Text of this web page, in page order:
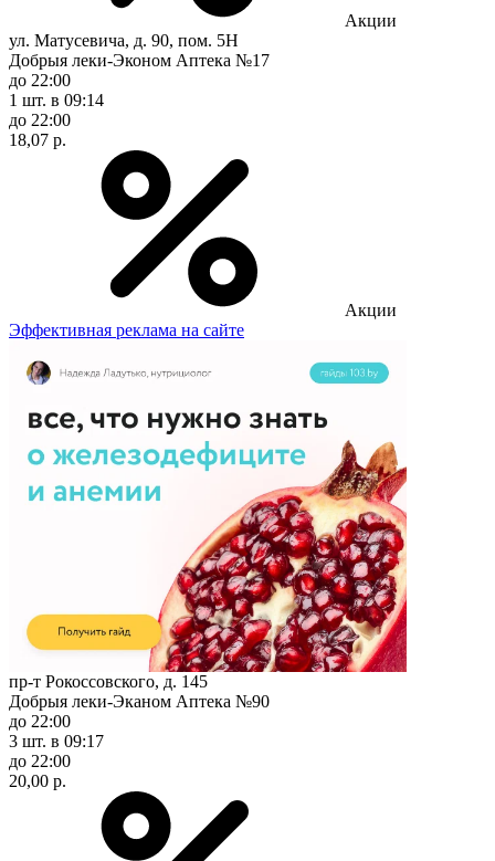
Акции
ул. Матусевича, д. 90, пом. 5Н
Добрыя леки-Эконом Аптека №17
до 22:00
1 шт. в 09:14
до 22:00
18,07 р.
Акции
Эффективная реклама на сайте
пр-т Рокоссовского, д. 145
Добрыя леки-Эканом Аптека №90
до 22:00
3 шт. в 09:17
до 22:00
20,00 р.